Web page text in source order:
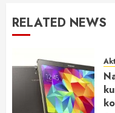
RELATED NEWS